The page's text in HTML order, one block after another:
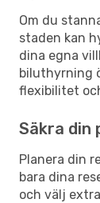
Om du
staden kan
dina egna
biluthyrning
flexibilitet
Säkra din
Planera din
bara dina
och välj